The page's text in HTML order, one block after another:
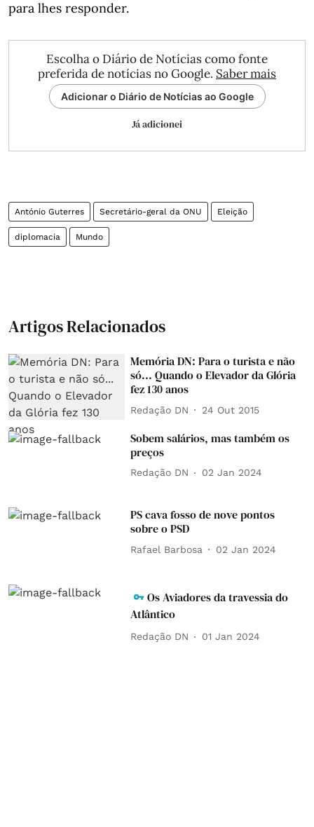
para lhes responder.
Escolha o Diário de Notícias como fonte
preferida de notícias no Google. Saber mais
Adicionar o Diário de Notícias ao Google
Já adicionei
António Guterres Secretário-geral da ONU Eleição
diplomacia Mundo
Artigos Relacionados
Memória DN: Para o turista e não
só... Quando o Elevador da Glória
fez 130 anos
Redação DN 24 Out 2015
Sobem salários, mas também os
preços
Redação DN 02 Jan 2024
PS cava fosso de nove pontos
sobre o PSD
Rafael Barbosa 02 Jan 2024
Os Aviadores da travessia do
Atlântico
Redação DN 01 Jan 2024